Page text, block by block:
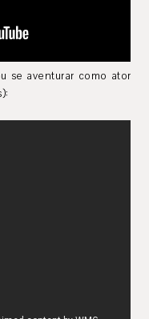
se aventurar como ator